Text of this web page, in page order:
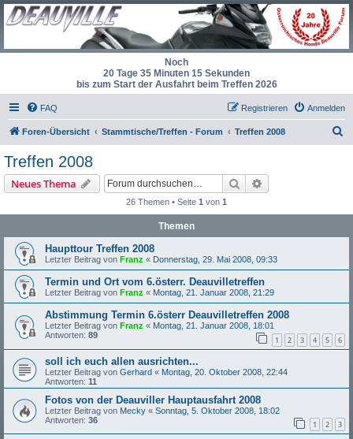
Noch
20 Tage 35 Minuten 15 Sekunden
bis zum Start der Ausfahrt beim Treffen 2026
FAQ Anmelden
Registrieren
Foren-Übersicht Stammtische/Treffen - Forum Treffen 2008
Treffen 2008
Neues Thema Suche
26 Themen • Seite 1 von 1
Themen
Haupttour Treffen 2008
Letzter Beitrag von Franz « Donnerstag, 29. Mai 2008, 09:33
Termin und Ort vom 6.österr. Deauvilletreffen
Letzter Beitrag von Franz « Montag, 21. Januar 2008, 21:29
Abstimmung Termin 6.österr Deauvilletreffen 2008
Letzter Beitrag von Franz « Montag, 21. Januar 2008, 18:01
Antworten: 89 1 2 3 4 5 6
soll ich euch allen ausrichten...
Letzter Beitrag von Gerhard « Montag, 20. Oktober 2008, 22:44
Antworten: 11
Fotos von der Deauviller Hauptausfahrt 2008
Letzter Beitrag von Mecky « Sonntag, 5. Oktober 2008, 18:02
Antworten: 36 1 2 3